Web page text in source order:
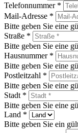
Telefonnummer *
Mail-Adresse *
Bitte geben Sie eine
Straße *
Bitte geben Sie eine
Hausnummer *
Bitte geben Sie eine
Postleitzahl *
Bitte geben Sie eine
Stadt *
Bitte geben Sie eine
Land *
Bitte geben Sie ein